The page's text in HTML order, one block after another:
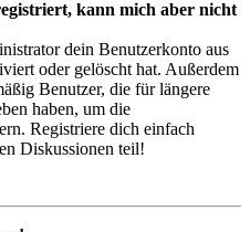
kann mich aber nicht
dein Benutzerkonto aus
oder gelöscht hat. Außerdem
Benutzer, die für längere
haben, um die
Registriere dich einfach
Diskussionen teil!